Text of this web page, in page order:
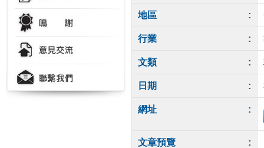
地區 :
行業 :
文類 :
日期 :
網址 :
文章預覽 :